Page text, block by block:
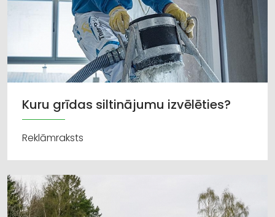
Kuru grīdas siltinājumu izvēlēties?
Reklāmraksts